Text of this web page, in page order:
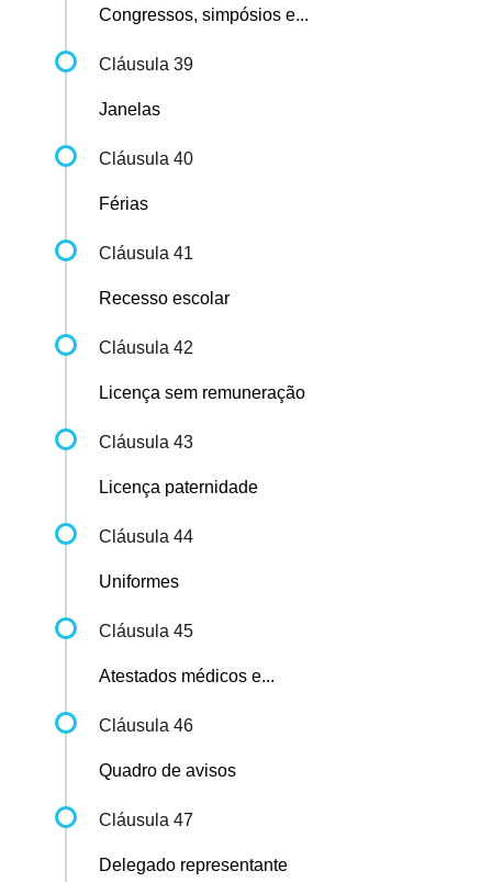
Congressos, simpósios e...
Cláusula 39
Janelas
Cláusula 40
Férias
Cláusula 41
Recesso escolar
Cláusula 42
Licença sem remuneração
Cláusula 43
Licença paternidade
Cláusula 44
Uniformes
Cláusula 45
Atestados médicos e...
Cláusula 46
Quadro de avisos
Cláusula 47
Delegado representante